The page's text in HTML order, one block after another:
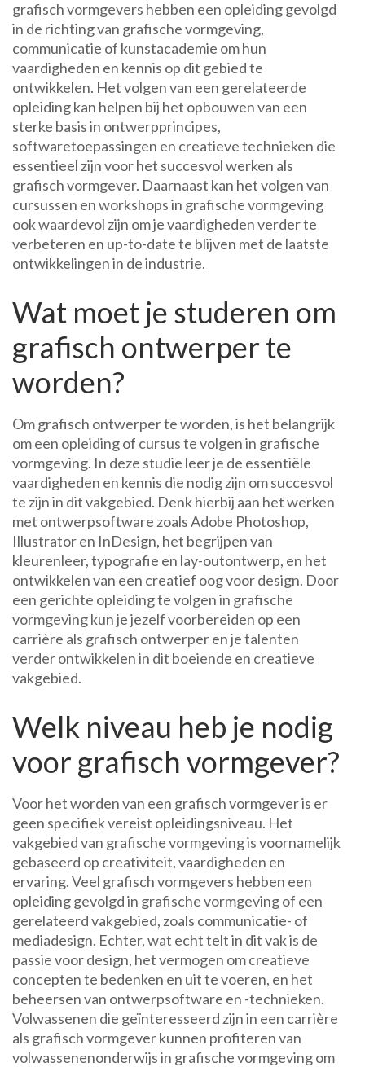
grafisch vormgevers hebben een opleiding gevolgd
in de richting van grafische vormgeving,
communicatie of kunstacademie om hun
vaardigheden en kennis op dit gebied te
ontwikkelen. Het volgen van een gerelateerde
opleiding kan helpen bij het opbouwen van een
sterke basis in ontwerpprincipes,
softwaretoepassingen en creatieve technieken die
essentieel zijn voor het succesvol werken als
grafisch vormgever. Daarnaast kan het volgen van
cursussen en workshops in grafische vormgeving
ook waardevol zijn om je vaardigheden verder te
verbeteren en up-to-date te blijven met de laatste
ontwikkelingen in de industrie.
Wat moet je studeren om
grafisch ontwerper te
worden?
Om grafisch ontwerper te worden, is het belangrijk
om een opleiding of cursus te volgen in grafische
vormgeving. In deze studie leer je de essentiële
vaardigheden en kennis die nodig zijn om succesvol
te zijn in dit vakgebied. Denk hierbij aan het werken
met ontwerpsoftware zoals Adobe Photoshop,
Illustrator en InDesign, het begrijpen van
kleurenleer, typografie en lay-outontwerp, en het
ontwikkelen van een creatief oog voor design. Door
een gerichte opleiding te volgen in grafische
vormgeving kun je jezelf voorbereiden op een
carrière als grafisch ontwerper en je talenten
verder ontwikkelen in dit boeiende en creatieve
vakgebied.
Welk niveau heb je nodig
voor grafisch vormgever?
Voor het worden van een grafisch vormgever is er
geen specifiek vereist opleidingsniveau. Het
vakgebied van grafische vormgeving is voornamelijk
gebaseerd op creativiteit, vaardigheden en
ervaring. Veel grafisch vormgevers hebben een
opleiding gevolgd in grafische vormgeving of een
gerelateerd vakgebied, zoals communicatie- of
mediadesign. Echter, wat echt telt in dit vak is de
passie voor design, het vermogen om creatieve
concepten te bedenken en uit te voeren, en het
beheersen van ontwerpsoftware en -technieken.
Volwassenen die geïnteresseerd zijn in een carrière
als grafisch vormgever kunnen profiteren van
volwassenenonderwijs in grafische vormgeving om